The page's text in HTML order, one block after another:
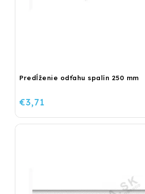
Predĺženie odťahu spalín 250 mm
€3,71